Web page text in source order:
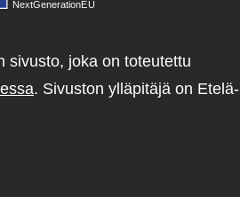
NextGenerationEU
sivusto, joka on toteutettu
. Sivuston ylläpitäjä on Etelä-